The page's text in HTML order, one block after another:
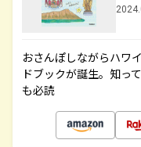
おさんぽしながらハワ
ドブックが誕生。知っ
も必読